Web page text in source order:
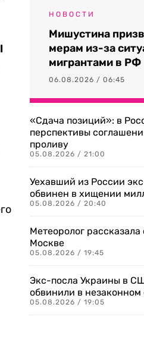
НОВОСТИ
Мишустина
мерам из-за
мигрантами в РФ
06.08.2026 / 06:45
«Сдача позиций»: в
перспективы
проливу
05.08.2026 / 21:00
Уехавший из России
обвинен в хищении
05.08.2026 / 20:40
Метеоролог
Москве
05.08.2026 / 19:45
Экс-посла Украины в
обвинили в
05.08.2026 / 19:05